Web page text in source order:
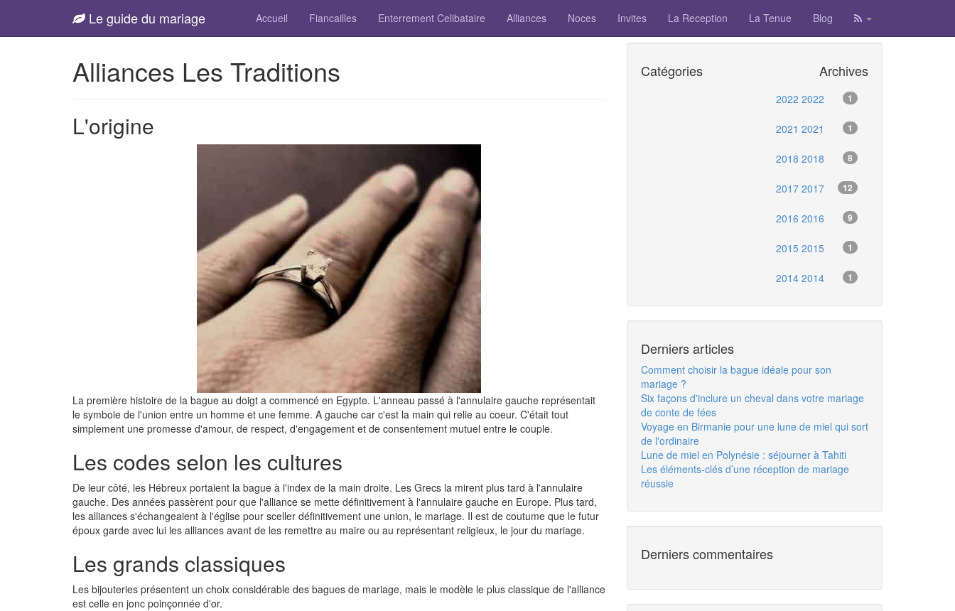
Le guide du mariage Accueil Fiancailles Enterrement Celibataire Alliances Noces Invites La Reception La Tenue Blog
Alliances Les Traditions
L'origine
La première histoire de la bague au doigt a commencé en Egypte. L'anneau passé à l'annulaire gauche représentait
le symbole de l'union entre un homme et une femme. A gauche car c'est la main qui relie au coeur. C'était tout
simplement une promesse d'amour, de respect, d'engagement et de consentement mutuel entre le couple.
Les codes selon les cultures
De leur côté, les Hébreux portaient la bague à l'index de la main droite. Les Grecs la mirent plus tard à l'annulaire
gauche. Des années passèrent pour que l'alliance se mette définitivement à l'annulaire gauche en Europe. Plus tard,
les alliances s'échangeaient à l'église pour sceller définitivement une union, le mariage. Il est de coutume que le futur
époux garde avec lui les alliances avant de les remettre au maire ou au représentant religieux, le jour du mariage.
Les grands classiques
Les bijouteries présentent un choix considérable des bagues de mariage, mais le modèle le plus classique de l'alliance
est celle en jonc poinçonnée d'or.
Catégories Archives
1
2022 2022
1
2021 2021
8
2018 2018
12
2017 2017
9
2016 2016
1
2015 2015
1
2014 2014
Derniers articles
Comment choisir la bague idéale pour son
mariage ?
Six façons d'inclure un cheval dans votre mariage
de conte de fées
Voyage en Birmanie pour une lune de miel qui sort
de l'ordinaire
Lune de miel en Polynésie : séjourner à Tahiti
Les éléments-clés d’une réception de mariage
réussie
Derniers commentaires